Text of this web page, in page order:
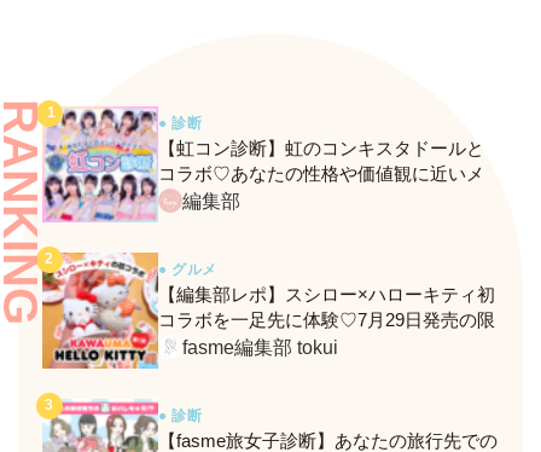
● 診断
【虹コン診断】虹のコンキスタドールと
コラボ♡あなたの性格や価値観に近いメ
ンバーがわかる、fasmeの新診断がスター
編集部
● グルメ
【編集部レポ】スシロー×ハローキティ初
コラボを一足先に体験♡7月29日発売の限
定メニュー＆グッズをレポ！
fasme編集部 tokui
● 診断
【fasme旅女子診断】あなたの旅行先での